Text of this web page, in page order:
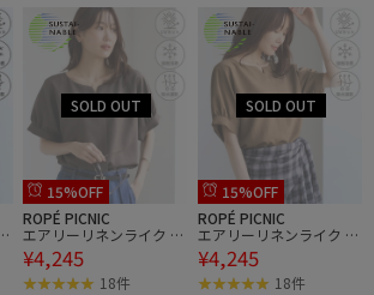
15%OFF
ROPÉ PICNIC
エアリーリネンライク キ
ーネックブラウス/接触
冷感・UVカット・速乾
¥4,245
18件
15%OFF
ROPÉ PICNIC
エアリーリネンライク キ
ーネックブラウス/接触
冷感・UVカット・速乾
¥4,245
18件